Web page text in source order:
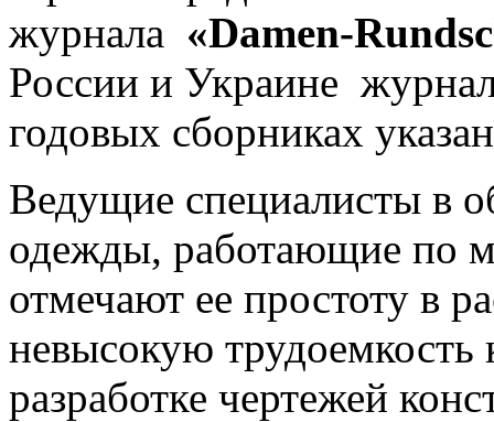
журнала «Damen-
России и Украине
годовых сборниках
Ведущие специалисты в
одежды, работающие по
отмечают ее простоту в
невысокую трудоемкость
разработке чертежей